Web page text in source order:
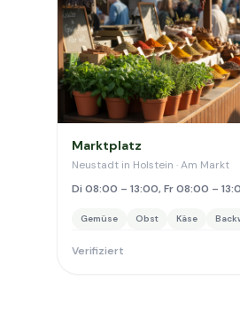
Marktplatz
Neustadt in Holstein · Am Markt
Di 08:00 – 13:00, Fr 08:00 –
Gemüse Obst Käse
Verifiziert